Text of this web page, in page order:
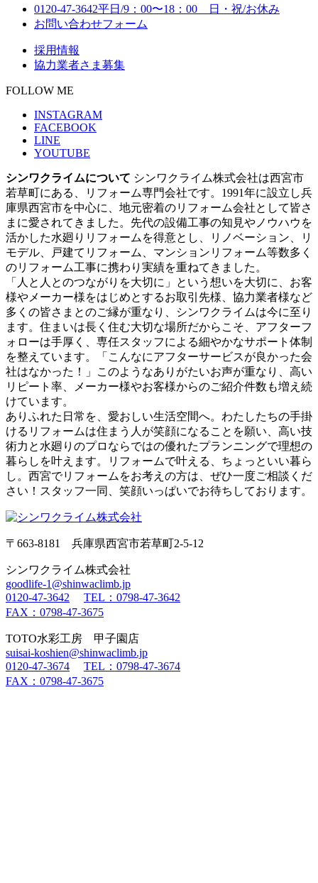
0120-47-3642平日/9：00〜18：00 日・祝/お休み
お問い合わせフォーム
採用情報
協力業者さま募集
FOLLOW ME
INSTAGRAM
FACEBOOK
LINE
YOUTUBE
シンワクライムについて シンワクライム株式会社は西宮市
若草町にある、リフォーム専門会社です。1991年に設立し兵
庫県西宮市を中心に、地元密着のリフォーム会社として皆さ
まに愛されてきました。先代の設備工事の知見やノウハウを
活かした水廻りリフォームを得意とし、リノベーション、リ
モデル、戸建てリフォーム、マンションリフォーム等数多く
のリフォーム工事に携わり実績を重ねてきました。
「人と人とのつながりを大切に」という想いを大切に、お客
様やメーカー様をはじめとするお取引先様、協力業者様など
多くの皆さまとのご縁が重なり、シンワクライムは今に至り
ます。住まいは長く住む大切な場所だからこそ、アフターフ
ォローは手厚く、専任スタッフによる細やかなサポート体制
を整えています。「こんなにアフターサービスが良かった会
社はなかった！」このようなありがたいお声が重なり、高い
リピート率、メーカー様やお客様からのご紹介件数も増え続
けています。
ありふれた日常を、愛おしい生活空間へ。わたしたちの手掛
けるリフォームは住まう人が笑顔になることを願い、高い技
術力と水廻りのプロならではの優れたプランニングで理想の
暮らしを叶えます。リフォームで叶える、ちょっといい暮ら
し。西宮でリフォームをお考えの方は、ぜひ一度ご相談くだ
さい！スタッフ一同、笑顔いっぱいでお待ちしております。
〒663-8181 兵庫県西宮市若草町2-5-12
シンワクライム株式会社
goodlife-1@shinwaclimb.jp
0120-47-3642
TEL：0798-47-3642
FAX：0798-47-3675
TOTO水彩工房 甲子園店
suisai-koshien@shinwaclimb.jp
0120-47-3674
TEL：0798-47-3674
FAX：0798-47-3675